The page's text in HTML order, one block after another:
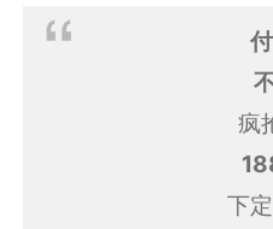
疯
下